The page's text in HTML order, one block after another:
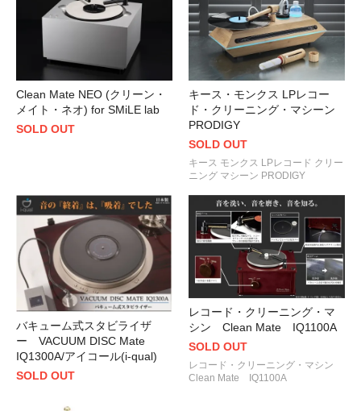
Clean Mate NEO (クリーン・
メイト・ネオ) for SMiLE lab
SOLD OUT
キース・モンクス LPレコー
ド・クリーニング・マシーン
PRODIGY
SOLD OUT
キース モンクス LPレコード クリー
ニング マシーン PRODIGY
バキューム式スタビライザ
ー VACUUM DISC Mate
IQ1300A/アイコール(i-qual)
SOLD OUT
レコード・クリーニング・マ
シン Clean Mate IQ1100A
SOLD OUT
レコード・クリーニング・マシン
Clean Mate IQ1100A